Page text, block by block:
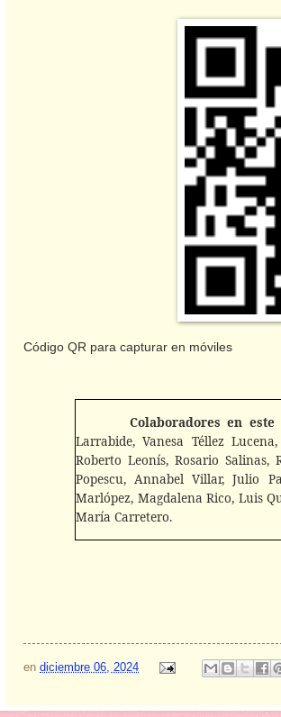
Código QR para capturar en móviles
Colaboradores en este
Larrabide, Vanesa Téllez
Roberto Leonís, Rosario
Popescu, Annabel Villar, Julio
Marlópez, Magdalena Rico, Luis
María Carretero.
en diciembre 06, 2024